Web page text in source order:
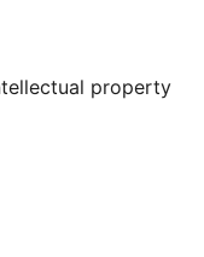
property